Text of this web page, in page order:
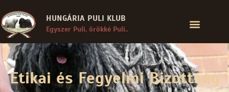
HUNGÁRIA PULI KLUB
Egyszer Puli, örökké Puli..
Etikai és Fegyelmi Bizottság